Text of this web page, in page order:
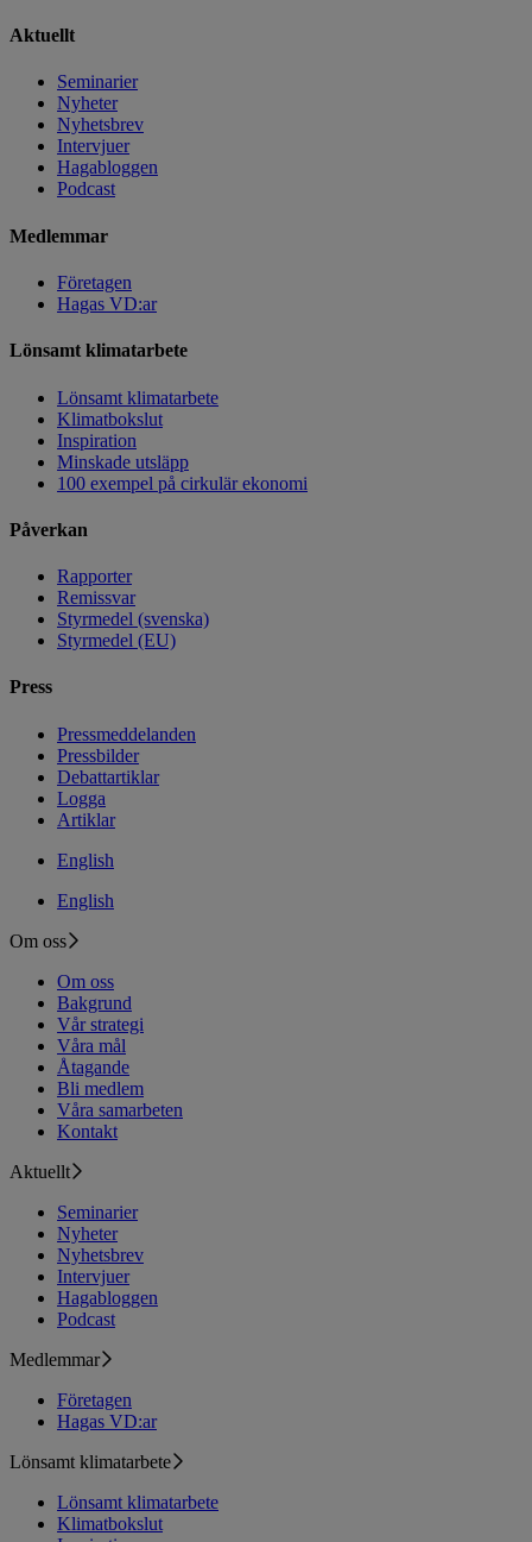
Aktuellt
Seminarier
Nyheter
Nyhetsbrev
Intervjuer
Hagabloggen
Podcast
Medlemmar
Företagen
Hagas VD:ar
Lönsamt klimatarbete
Lönsamt klimatarbete
Klimatbokslut
Inspiration
Minskade utsläpp
100 exempel på cirkulär ekonomi
Påverkan
Rapporter
Remissvar
Styrmedel (svenska)
Styrmedel (EU)
Press
Pressmeddelanden
Pressbilder
Debattartiklar
Logga
Artiklar
English
English
Om oss
Om oss
Bakgrund
Vår strategi
Våra mål
Åtagande
Bli medlem
Våra samarbeten
Kontakt
Aktuellt
Seminarier
Nyheter
Nyhetsbrev
Intervjuer
Hagabloggen
Podcast
Medlemmar
Företagen
Hagas VD:ar
Lönsamt klimatarbete
Lönsamt klimatarbete
Klimatbokslut